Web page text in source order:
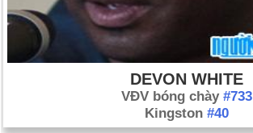
DEVON WHITE
VĐV bóng chày #733
Kingston #40